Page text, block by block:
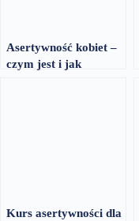
Asertywność kobiet –
czym jest i jak
Kurs asertywności dla